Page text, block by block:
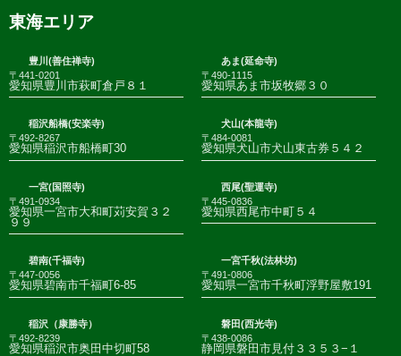
東海エリア
豊川(善住禅寺)
〒441-0201
愛知県豊川市萩町倉戸８１
あま(延命寺)
〒490-1115
愛知県あま市坂牧郷３０
稲沢船橋(安楽寺)
〒492-8267
愛知県稲沢市船橋町30
犬山(本龍寺)
〒484-0081
愛知県犬山市犬山東古券５４２
一宮(国照寺)
〒491-0934
愛知県一宮市大和町苅安賀３２
９９
西尾(聖運寺)
〒445-0836
愛知県西尾市中町５４
碧南(千福寺)
〒447-0056
愛知県碧南市千福町6-85
一宮千秋(法林坊)
〒491-0806
愛知県一宮市千秋町浮野屋敷191
稲沢（康勝寺）
〒492-8239
愛知県稲沢市奥田中切町58
磐田(西光寺)
〒438-0086
静岡県磐田市見付３３５３−１